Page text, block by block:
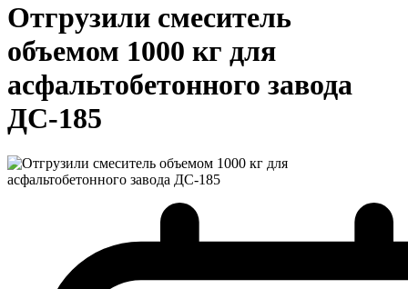
Отгрузили смеситель
объемом 1000 кг для
асфальтобетонного завода
ДС-185